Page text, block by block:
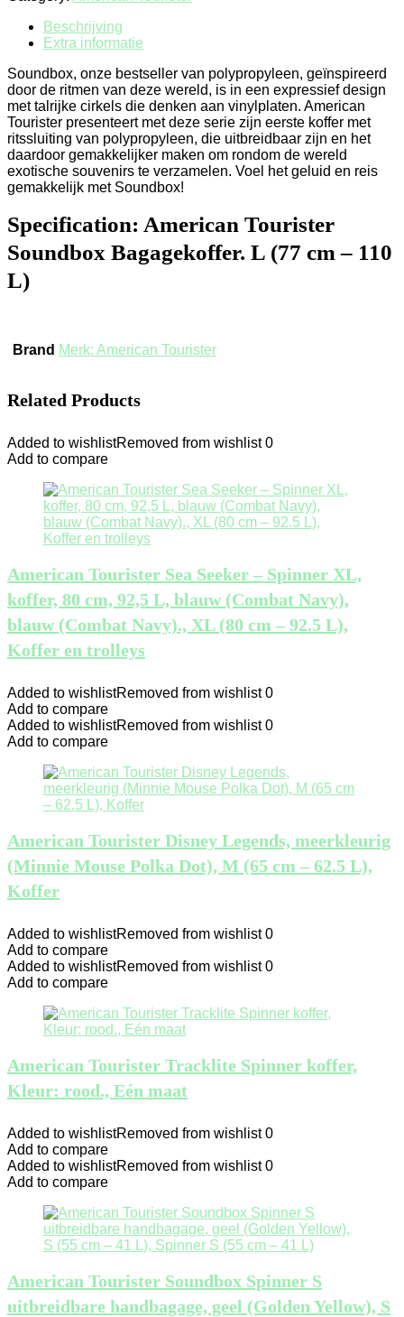
Beschrijving
Extra informatie
Soundbox, onze bestseller van polypropyleen, geïnspireerd
door de ritmen van deze wereld, is in een expressief design
met talrijke cirkels die denken aan vinylplaten. American
Tourister presenteert met deze serie zijn eerste koffer met
ritssluiting van polypropyleen, die uitbreidbaar zijn en het
daardoor gemakkelijker maken om rondom de wereld
exotische souvenirs te verzamelen. Voel het geluid en reis
gemakkelijk met Soundbox!
Specification: American Tourister
Soundbox Bagagekoffer. L (77 cm – 110
L)
Brand Merk: American Tourister
Related Products
Added to wishlistRemoved from wishlist 0
Add to compare
American Tourister Sea Seeker – Spinner XL,
koffer, 80 cm, 92,5 L, blauw (Combat Navy),
blauw (Combat Navy)., XL (80 cm – 92.5 L),
Koffer en trolleys
Added to wishlistRemoved from wishlist 0
Add to compare
Added to wishlistRemoved from wishlist 0
Add to compare
American Tourister Disney Legends, meerkleurig
(Minnie Mouse Polka Dot), M (65 cm – 62.5 L),
Koffer
Added to wishlistRemoved from wishlist 0
Add to compare
Added to wishlistRemoved from wishlist 0
Add to compare
American Tourister Tracklite Spinner koffer,
Kleur: rood., Eén maat
Added to wishlistRemoved from wishlist 0
Add to compare
Added to wishlistRemoved from wishlist 0
Add to compare
American Tourister Soundbox Spinner S
uitbreidbare handbagage, geel (Golden Yellow), S